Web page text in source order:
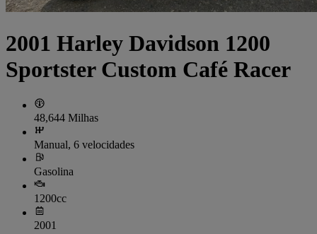
2001 Harley Davidson 1200
Sportster Custom Café Racer
48,644 Milhas
Manual, 6 velocidades
Gasolina
1200cc
2001